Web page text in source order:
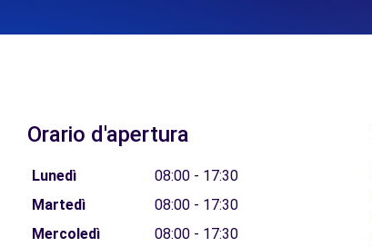
Orario d'apertura
Lunedì
08:00 - 17:30
Martedì
08:00 - 17:30
Mercoledì
08:00 - 17:30